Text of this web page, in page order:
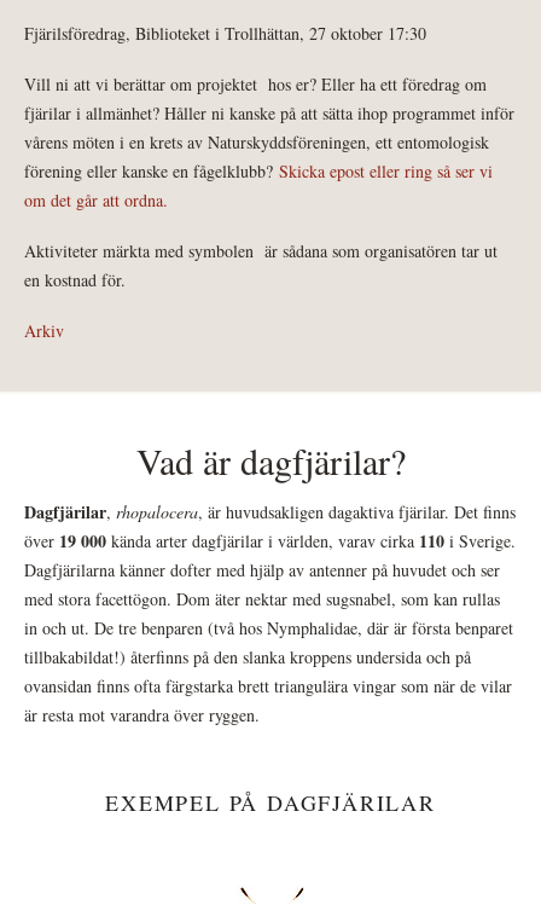
Fjärilsföredrag, Biblioteket i Trollhättan, 27 oktober 17:30
Vill ni att vi berättar om projektet hos er? Eller ha ett föredrag om
fjärilar i allmänhet? Håller ni kanske på att sätta ihop programmet inför
vårens möten i en krets av Naturskyddsföreningen, ett entomologisk
förening eller kanske en fågelklubb? Skicka epost eller ring så ser vi
om det går att ordna.
Aktiviteter märkta med symbolen är sådana som organisatören tar ut
en kostnad för.
Arkiv
Vad är dagfjärilar?
Dagfjärilar, rhopalocera, är huvudsakligen dagaktiva fjärilar. Det finns
över 19 000 kända arter dagfjärilar i världen, varav cirka 110 i Sverige.
Dagfjärilarna känner dofter med hjälp av antenner på huvudet och ser
med stora facettögon. Dom äter nektar med sugsnabel, som kan rullas
in och ut. De tre benparen (två hos Nymphalidae, där är första benparet
tillbakabildat!) återfinns på den slanka kroppens undersida och på
ovansidan finns ofta färgstarka brett triangulära vingar som när de vilar
är resta mot varandra över ryggen.
EXEMPEL PÅ DAGFJÄRILAR